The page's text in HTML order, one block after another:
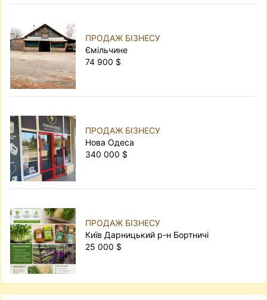
ПРОДАЖ БІЗНЕСУ
Ємільчине
74 900 $
ПРОДАЖ БІЗНЕСУ
Нова Одеса
340 000 $
ПРОДАЖ БІЗНЕСУ
Київ Дарницький р-н Бортничі
25 000 $